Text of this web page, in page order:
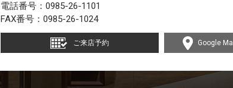
電話番号： 0985-26-1101
FAX番号：0985-26-1024
ご来店予約 Google